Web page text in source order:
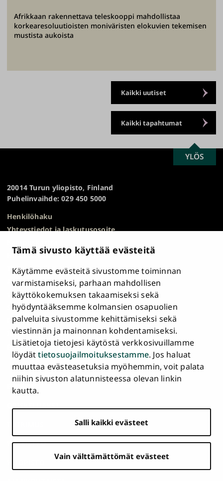
Tämä sivusto käyttää evästeitä
Käytämme evästeitä sivustomme toiminnan
varmistamiseksi, parhaan mahdollisen
käyttökokemuksen takaamiseksi sekä
hyödyntääksemme kolmansien osapuolien
palveluita sivustomme kehittämiseksi sekä
viestinnän ja mainonnan kohdentamiseksi.
Lisätietoja tietojesi käytöstä verkkosivuillamme
löydättietosuojailmoituksestamme. Jos haluat
muuttaa evästeasetuksia myöhemmin, voit palata
niihin sivuston alatunnisteessa olevan linkin
kautta.
Salli kaikki evästeet
Vain välttämättömät evästeet
Afrikkaan rakennettava teleskooppi mahdollistaa
korkearesoluutioisten moniväristen elokuvien tekemisen
mustista aukoista
Kaikki uutiset
Kaikki tapahtumat
20014 Turun yliopisto, Finland
Puhelinvaihde: 029 450 5000
Henkilöhaku
Yhteystiedot ja laskutusosoite
HR Excellence in Research
Tietosuojailmoitus
Asiakirjajulkisuuskuvaus ja tietopyynnöt
Väärinkäytösepäilyt
Saavutettavuusseloste
Palaute
Intranet ja sähköiset työkalut
Evästeasetukset
Päävalikko
alatunnisteessa
ETUSIVU
YHTEISTYÖ
Turun
yliopisto
Turun
yliopisto
TurunTurunTurunTurun
SCROLL
TO
YLÖS